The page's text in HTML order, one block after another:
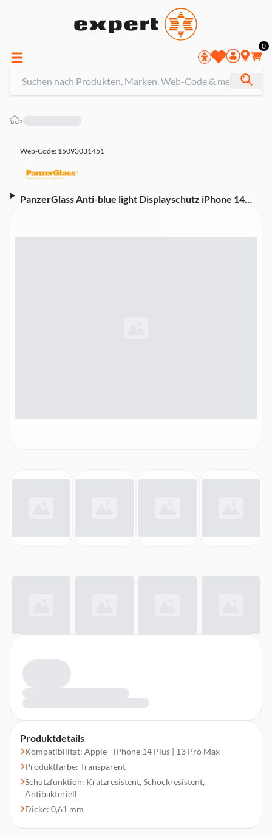
0
»
Web-Code: 15093031451
PanzerGlass Anti-blue light Displayschutz iPhone 14
Produktdetails
Kompatibilität: Apple - iPhone 14 Plus | 13 Pro Max
Produktfarbe: Transparent
Schutzfunktion: Kratzresistent, Schockresistent,
Antibakteriell
Dicke: 0,61 mm